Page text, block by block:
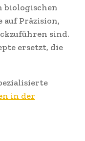
biologischen
Präzision,
sind.
ersetzt, die
in der